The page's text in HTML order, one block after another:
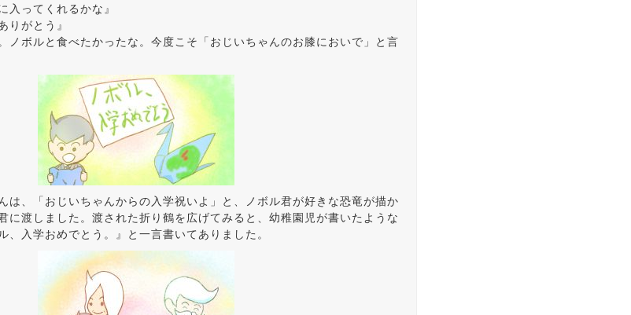
入ってくれるかな』
りがとう』
ノボルと食べたかったな。今度こそ「おじいちゃんのお膝においで」と言
は、「おじいちゃんからの入学祝いよ」と、ノボル君が好きな恐竜が描か
に渡しました。渡された折り鶴を広げてみると、幼稚園児が書いたような
、入学おめでとう。』と一言書いてありました。